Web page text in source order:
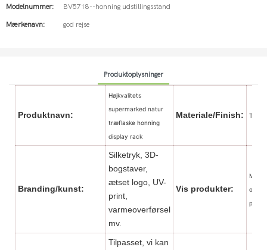
Modelnummer:
BV5718--honning udstillingsstand
Mærkenavn: god rejse
Produktoplysninger
Produktnavn:
Højkvalitets
supermarked natur
træflaske honning
display rack
Materiale/Finish: Træ
Branding/kunst:
Silketryk, 3D-
bogstaver,
ætset logo, UV-
print,
varmeoverførsel
mv.
Vis produkter:
og
Tilpasset, vi kan